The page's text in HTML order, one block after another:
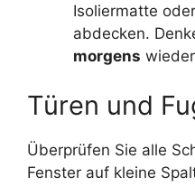
Isoliermatte
abdecken.
morgens
Türen und
Überprüfen Sie alle
Fenster auf kleine